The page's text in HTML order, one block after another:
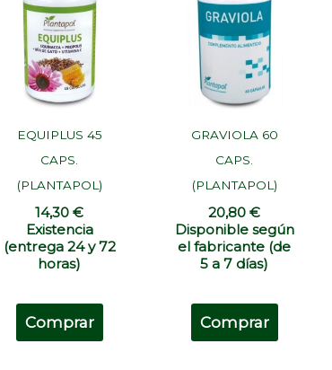
EQUIPLUS 45
CAPS.
(PLANTAPOL)
14,30€
Existencia
(entrega 24 y 72
horas)
Comprar
GRAVIOLA 60
CAPS.
(PLANTAPOL)
20,80€
Disponible según
el fabricante (de
5 a 7 días)
Comprar